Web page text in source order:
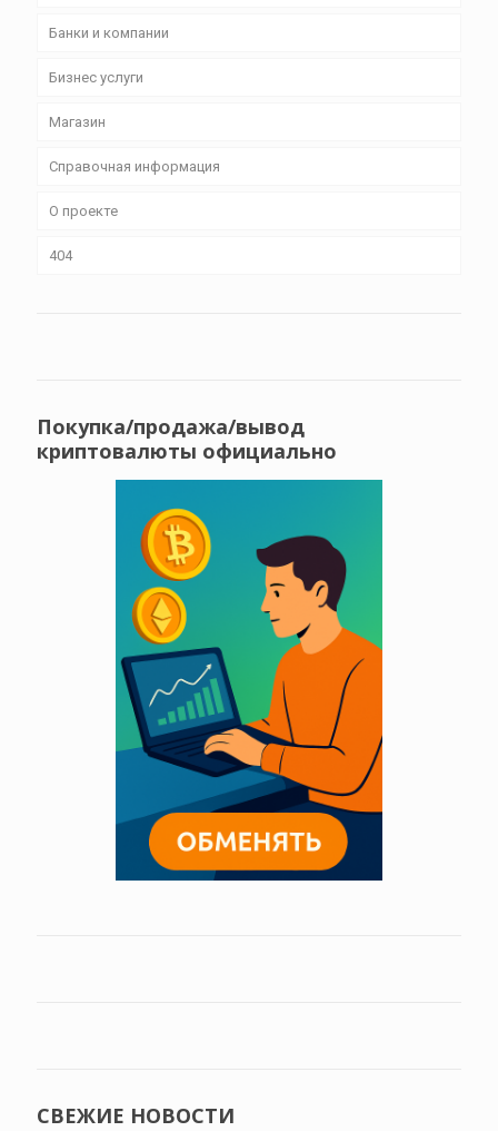
Банки и компании
Бизнес уcлуги
Магазин
Справочная информация
О проекте
404
Покупка/продажа/вывод
криптовалюты официально
СВЕЖИЕ НОВОСТИ